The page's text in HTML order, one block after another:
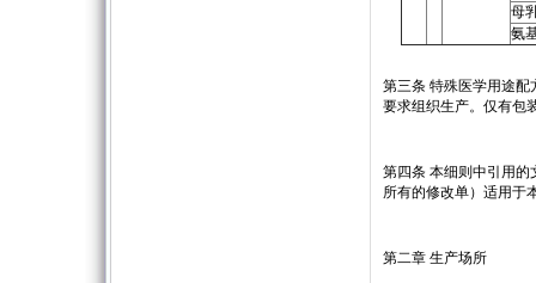
母
氨
第三条 特殊医学用途配
要求组织生产。仅有包
第四条 本细则中引用
所有的修改单）适用于
第二章 生产场所